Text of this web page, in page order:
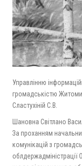
Управлінню
громадськістю
Сластухіній С.В.
Шановна Світлано
За проханням
комунікацій з
облдержадміністрації